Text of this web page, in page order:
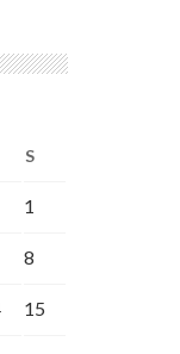
S
1
8
15